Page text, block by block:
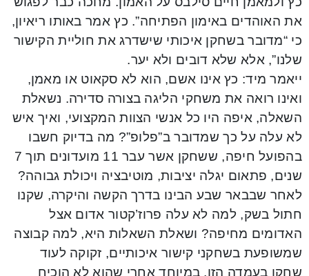
את האוהדים באימון הפתיחה”. כץ אמר באותו ריאיון,
כי “מדובר בשחקן איכותי שישדרג את חוליית הקישור
שלנו”, אלא שלא דובים ולא יער.
ייאמר מיד: כץ אינו אשם, הוא לא סקאוט או מאמן,
ואינו רואה את משחקי הליגה בצורה סדירה. נשאלת
השאלה, איפה היו כל אנשי הצוות המקצועי, ואיך איש
לא עלה על כך שמדובר ב”פלופ”? מה בדיוק חשבו
בהפועל חיפה, ששחקן אשר עבר 11 מועדונים תוך 7
שנים, פתאום יגלה יציבות, מוטיבציה ויכולת גבוהה?
לאחר שבבאר שבע הבינו בדרך הקשה והיקרה, שקנו
חתול בשק, למה לא עלה פרוז’קטור אדום אצל
האדומים מחיפה? ושאלת השאלות היא, למה קבוצה
שמשופעת בשחקני קישור איכותיים, זקוקה לעוד
שחקן בעמדה הזו, במיוחד אחרי שהוא לא הוכיח